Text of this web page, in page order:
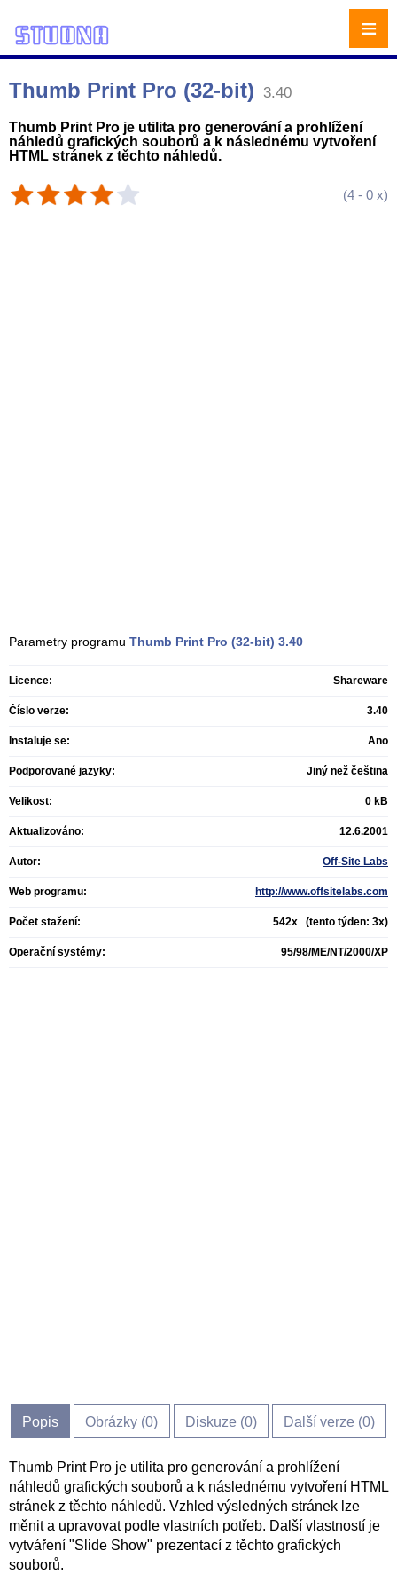
Thumb Print Pro (32-bit) 3.40
Thumb Print Pro je utilita pro generování a prohlížení
náhledů grafických souborů a k následnému vytvoření
HTML stránek z těchto náhledů.
(4 - 0 x)
Parametry programu Thumb Print Pro (32-bit) 3.40
Licence: Shareware
Číslo verze: 3.40
Instaluje se: Ano
Podporované jazyky: Jiný než čeština
Velikost: 0 kB
Aktualizováno: 12.6.2001
Autor: Off-Site Labs
Web programu: http://www.offsitelabs.com
Počet stažení: 542x (tento týden: 3x)
Operační systémy: 95/98/ME/NT/2000/XP
Popis Obrázky (0) Diskuze (0) Další verze (0)
Thumb Print Pro je utilita pro generování a prohlížení
náhledů grafických souborů a k následnému vytvoření HTML
stránek z těchto náhledů. Vzhled výsledných stránek lze
měnit a upravovat podle vlastních potřeb. Další vlastností je
vytváření "Slide Show" prezentací z těchto grafických
souborů.
≡